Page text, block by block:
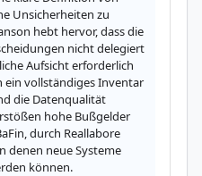
Unsicherheiten zu
hebt hervor, dass die
nicht delegiert
Aufsicht erforderlich
ein vollständiges Inventar
die Datenqualität
hohe Bußgelder
durch Reallabore
denen neue Systeme
können.